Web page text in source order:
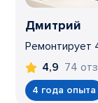
Дмитрий
Ремонтирует
4,9 74
4 года опыта